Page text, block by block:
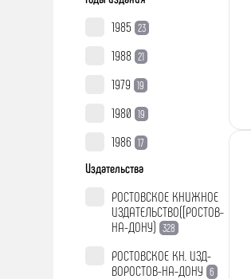
1985 23
1988 21
1979 19
1980 19
1986 17
Издательства
РОСТОВСКОЕ КНИЖНОЕ
ИЗДАТЕЛЬСТВО([РОСТОВ-
НА-ДОНУ) 328
РОСТОВСКОЕ КН. ИЗД-
ВОРОСТОВ-НА-ДОНУ 6